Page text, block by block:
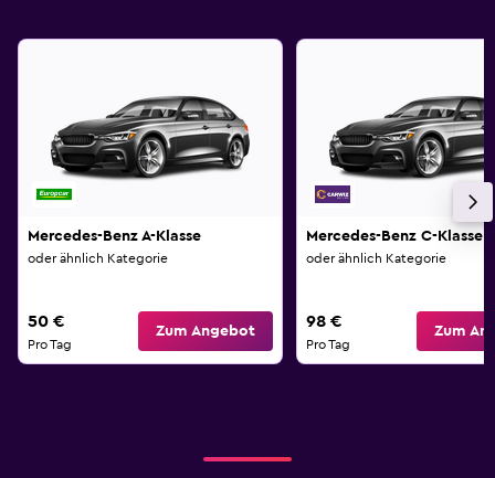
Mercedes-Benz A-Klasse
oder ähnlich Kategorie
50 €
Pro Tag
Zum Angebot
Mercedes-Benz C-Klasse
oder ähnlich Kategorie
98 €
Pro Tag
Zum